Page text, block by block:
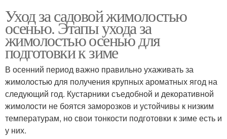
Уход за садовой жимолостью
осенью. Этапы ухода за
жимолостью осенью для
подготовки к зиме
В осенний период важно правильно ухаживать за
жимолостью для получения крупных ароматных ягод на
следующий год. Кустарники съедобной и декоративной
жимолости не боятся заморозков и устойчивы к низким
температурам, но свои тонкости подготовки к зиме есть и
у них.